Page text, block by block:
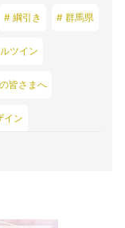
# 綱引き # 群馬県
ツイン
皆さまへ
イン
・IT